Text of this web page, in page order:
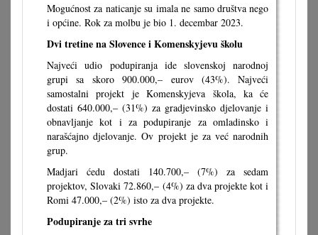
Mogućnost za naticanje su imala ne samo društva nego
i općine. Rok za molbu je bio 1. decembar 2023.
Dvi tretine na Slovence i Komenskyjevu školu
Najveći udio podupiranja ide slovenskoj narodnoj
grupi sa skoro 900.000,– eurov (43%). Najveći
samostalni projekt je Komenskyjeva škola, ka će
dostati 640.000,– (31%) za gradjevinsko djelovanje i
obnavljanje kot i za podupiranje za omladinsko i
narašćajno djelovanje. Ov projekt je za već narodnih
grup.
Madjari ćedu dostati 140.700,– (7%) za sedam
projektov, Slovaki 72.860,– (4%) za dva projekte kot i
Romi 47.000,– (2%) isto za dva projekte.
Podupiranje za tri svrhe